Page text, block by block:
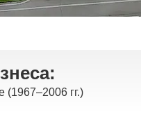
(1967–2006 гг.)